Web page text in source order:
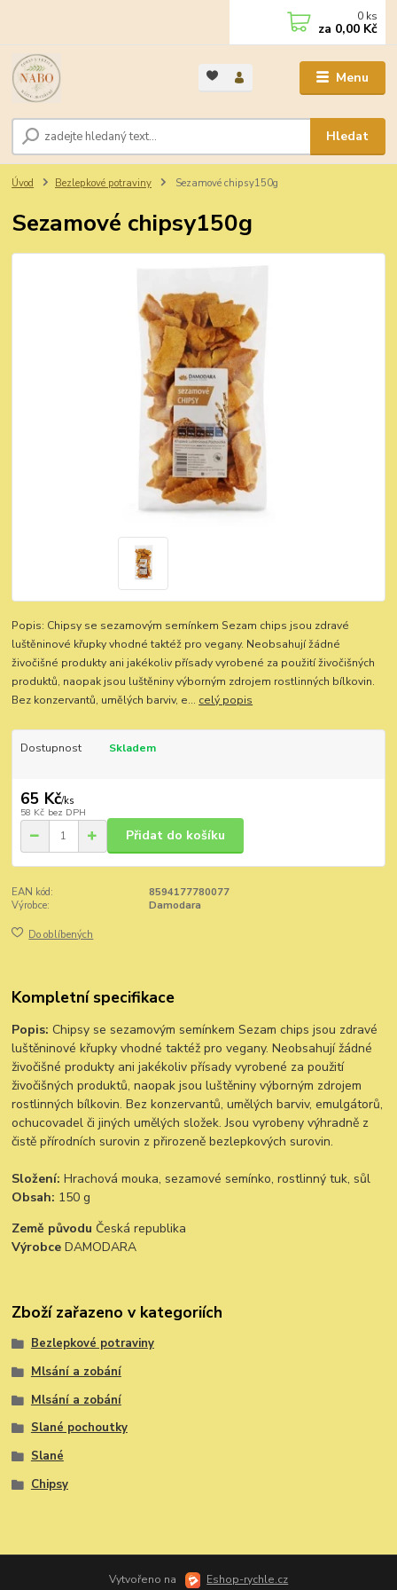
Menu
Hledat
0 ks
za 0,00 Kč
Úvod Bezlepkové potraviny Sezamové chipsy150g
Sezamové chipsy150g
Popis: Chipsy se sezamovým semínkem Sezam chips jsou zdravé
luštěninové křupky vhodné taktéž pro vegany. Neobsahují žádné
živočišné produkty ani jakékoliv přísady vyrobené za použití živočišných
produktů, naopak jsou luštěniny výborným zdrojem rostlinných bílkovin.
Bez konzervantů, umělých barviv, e... celý popis
Dostupnost Skladem
65 Kč/ks
58 Kč bez DPH
Přidat do košíku
EAN kód:
8594177780077
Výrobce:
Damodara
Do oblíbených
Kompletní specifikace
Popis: Chipsy se sezamovým semínkem Sezam chips jsou zdravé
luštěninové křupky vhodné taktéž pro vegany. Neobsahují žádné
živočišné produkty ani jakékoliv přísady vyrobené za použití
živočišných produktů, naopak jsou luštěniny výborným zdrojem
rostlinných bílkovin. Bez konzervantů, umělých barviv, emulgátorů,
ochucovadel či jiných umělých složek. Jsou vyrobeny výhradně z
čistě přírodních surovin z přirozeně bezlepkových surovin.
Složení: Hrachová mouka, sezamové semínko, rostlinný tuk, sůl
Obsah: 150 g
Země původu Česká republika
VýrobceDAMODARA
Zboží zařazeno v kategoriích
Bezlepkové potraviny
Mlsání a zobání
Mlsání a zobání
Slané pochoutky
Slané
Chipsy
Vytvořeno na Eshop-rychle.cz